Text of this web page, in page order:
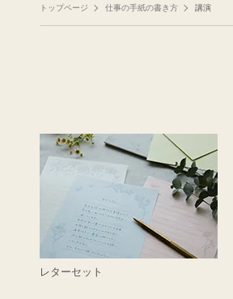
トップページ 仕事の手紙の書き方 講演
レターセット